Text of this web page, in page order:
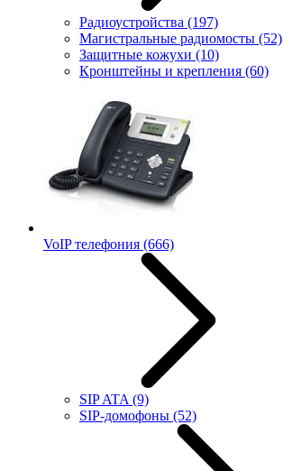
Радиоустройства (197)
Магистральные радиомосты (52)
Защитные кожухи (10)
Кронштейны и крепления (60)
VoIP телефония (666)
SIP ATA (9)
SIP-домофоны (52)